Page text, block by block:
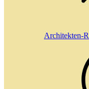
Architekten-